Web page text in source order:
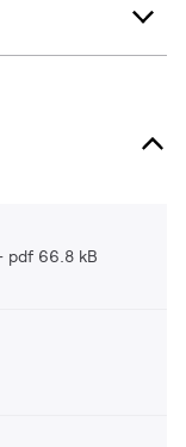
pdf 66.8 kB